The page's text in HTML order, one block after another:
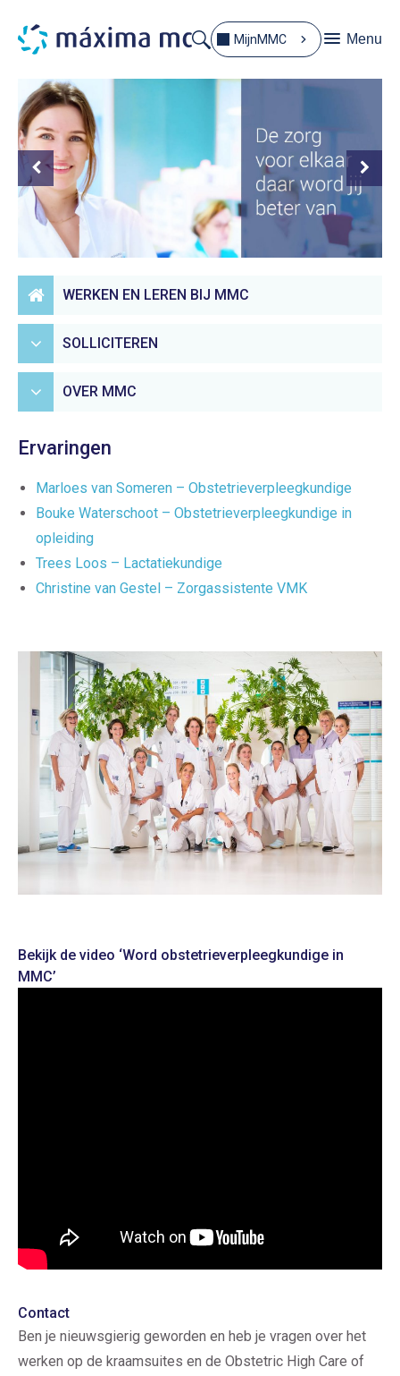
MijnMMC Menu
WERKEN EN LEREN BIJ MMC
SOLLICITEREN
OVER MMC
Ervaringen
Marloes van Someren – Obstetrieverpleegkundige
Bouke Waterschoot – Obstetrieverpleegkundige in
opleiding
Trees Loos – Lactatiekundige
Christine van Gestel – Zorgassistente VMK
Bekijk de video ‘Word obstetrieverpleegkundige in
MMC’
Contact
Ben je nieuwsgierig geworden en heb je vragen over het
werken op de kraamsuites en de Obstetric High Care of